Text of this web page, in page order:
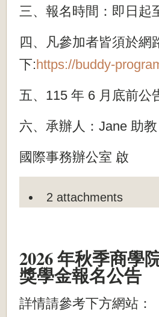
三、報名時間：即日起
四、凡參加者皆須於網
下:https://buddy-
五、115 年 6 月底前公
六、承辦人：Jane 助教
國際事務辦公室 啟
2 attachments
2026 年秋季商學
獎學金報名公告
詳情請參考下方網站：